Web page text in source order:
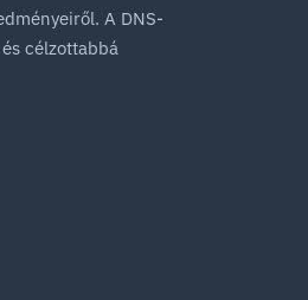
A DNS-
célzottabbá